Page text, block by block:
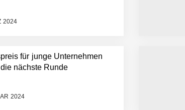
2024
für junge Unternehmen
nächste Runde
2024